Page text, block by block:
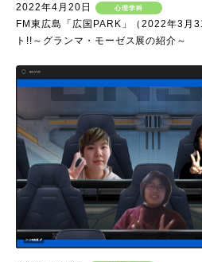
2022年4月20日 心理学科
FM東広島「広国PARK」（2022年3月
ト!!～グランマ・モーゼス展の紹介～